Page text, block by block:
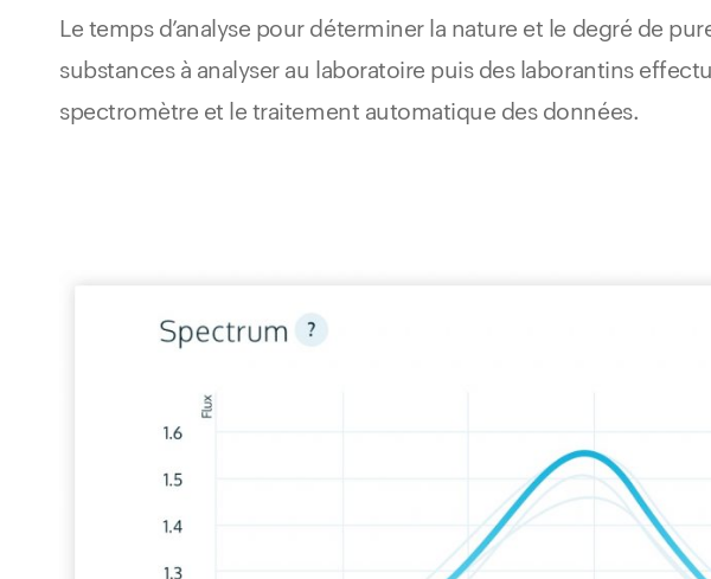
Le temps d’analyse pour déterminer la nature et le degré de
substances à analyser au laboratoire puis des laborantins
spectromètre et le traitement automatique des données.